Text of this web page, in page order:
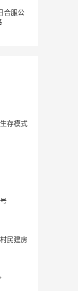
合服公
存模式
民建房